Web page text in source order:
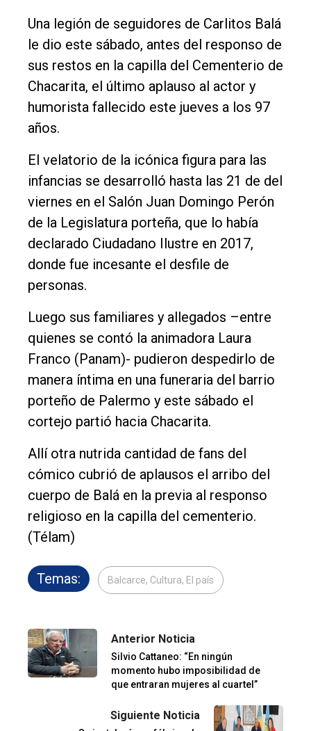
Rural
Deportes
Fúnebres
Edición
Empresa
Nosotros
Contacto
Una legión de seguidores de Carlitos Balá
le dio este sábado, antes del responso de
sus restos en la capilla del Cementerio de
Chacarita, el último aplauso al actor y
humorista fallecido este jueves a los 97
años.
El velatorio de la icónica figura para las
infancias se desarrolló hasta las 21 de del
viernes en el Salón Juan Domingo Perón
de la Legislatura porteña, que lo había
declarado Ciudadano Ilustre en 2017,
donde fue incesante el desfile de
personas.
Luego sus familiares y allegados –entre
quienes se contó la animadora Laura
Franco (Panam)- pudieron despedirlo de
manera íntima en una funeraria del barrio
porteño de Palermo y este sábado el
cortejo partió hacia Chacarita.
Allí otra nutrida cantidad de fans del
cómico cubrió de aplausos el arribo del
cuerpo de Balá en la previa al responso
religioso en la capilla del cementerio.
(Télam)
Temas: Balcarce, Cultura, El país
Anterior Noticia
Silvio Cattaneo: “En ningún
momento hubo imposibilidad de
que entraran mujeres al cuartel”
Siguiente Noticia